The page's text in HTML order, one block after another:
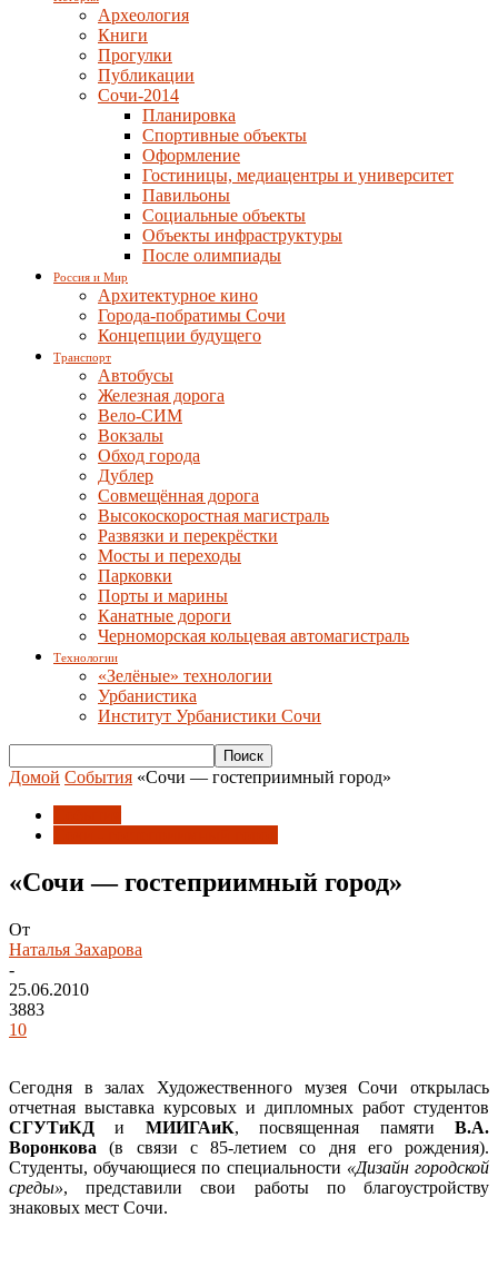
Археология
Книги
Прогулки
Публикации
Сочи-2014
Планировка
Спортивные объекты
Оформление
Гостиницы, медиацентры и университет
Павильоны
Социальные объекты
Объекты инфраструктуры
После олимпиады
Россия и Мир
Архитектурное кино
Города-побратимы Сочи
Концепции будущего
Транспорт
Автобусы
Железная дорога
Вело-СИМ
Вокзалы
Обход города
Дублер
Совмещённая дорога
Высокоскоростная магистраль
Развязки и перекрёстки
Мосты и переходы
Парковки
Порты и марины
Канатные дороги
Черноморская кольцевая автомагистраль
Технологии
«Зелёные» технологии
Урбанистика
Институт Урбанистики Сочи
Домой События «Сочи — гостеприимный город»
«Сочи — гостеприимный город»
От
Наталья Захарова
-
25.06.2010
3883
10
Сегодня в залах Художественного музея Сочи открылась
отчетная выставка курсовых и дипломных работ студентов
СГУТиКД и МИИГАиК, посвященная памятиВ.А.
Воронкова (в связи с 85-летием со дня его рождения).
Студенты, обучающиеся по специальности «Дизайн городской
среды», представили свои работы по благоустройству
знаковых мест Сочи.